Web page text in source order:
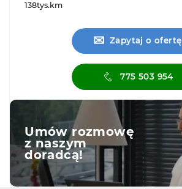
138tys.km
✉ Zapytaj o ofertę
775 503 954
Umów rozmowę
z naszym
doradcą!